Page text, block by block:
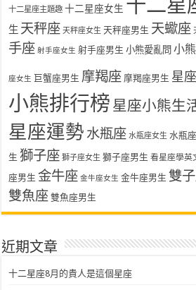
十二星座主題趣 十二星座女生
生 天秤座 天秤座女生 天秤座男生 天蠍座
手座 射手座女生 射手座男生 小熊愛亂問 小
座女生 巨蟹座男生 摩羯座 摩羯座男生 星
小熊排行榜 星座小熊生
星座運勢 水瓶座 水瓶座女生 水瓶
生 獅子座 獅子座女生 獅子座男生 看星座學英
座男生 金牛座 金牛座女生 金牛座男生 雙
雙魚座 雙魚座男生
近期文章
十二星座8月的貴人是這個星座